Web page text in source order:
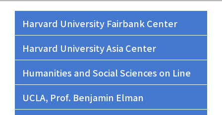
Harvard University Fairbank Center
Harvard University Asia Center
Humanities and Social Sciences on Line
UCLA, Prof. Benjamin Elman